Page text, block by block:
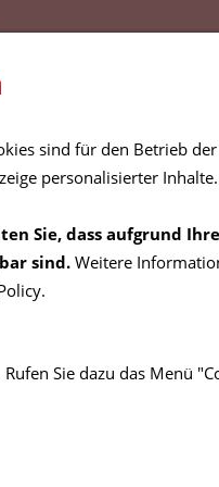
sind für den Betrieb der
personalisierter Inhalte.
Sie, dass aufgrund
sind. Weitere
Sie dazu das Menü